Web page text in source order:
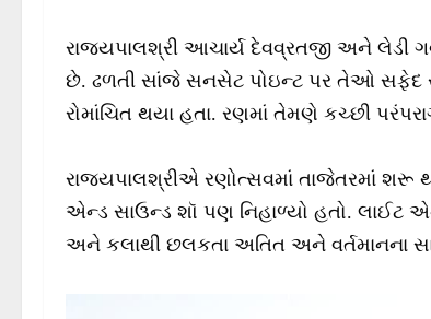
રાજયપાલશ્રી આચાર્ય દેવવ્રતજી અને લેડી
છે. ઢળતી સાંજે સનસેટ પોઇન્ટ પર તેઓ સફેદ
રોમાંચિત થયા હતા. રણમાં તેમણે કચ્છી
રાજ્યપાલશ્રીએ રણોત્સવમાં તાજેતરમાં શરૂ
એન્ડ સાઉન્ડ શૉ પણ નિહાળ્યો હતો. લાઈટ
અને કલાથી છલકતા અતિત અને વર્તમાનના